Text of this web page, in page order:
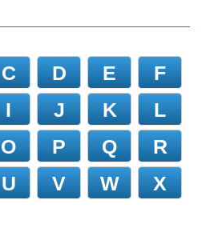
C D E
F
I J K
L
O P Q
R
U V W
X